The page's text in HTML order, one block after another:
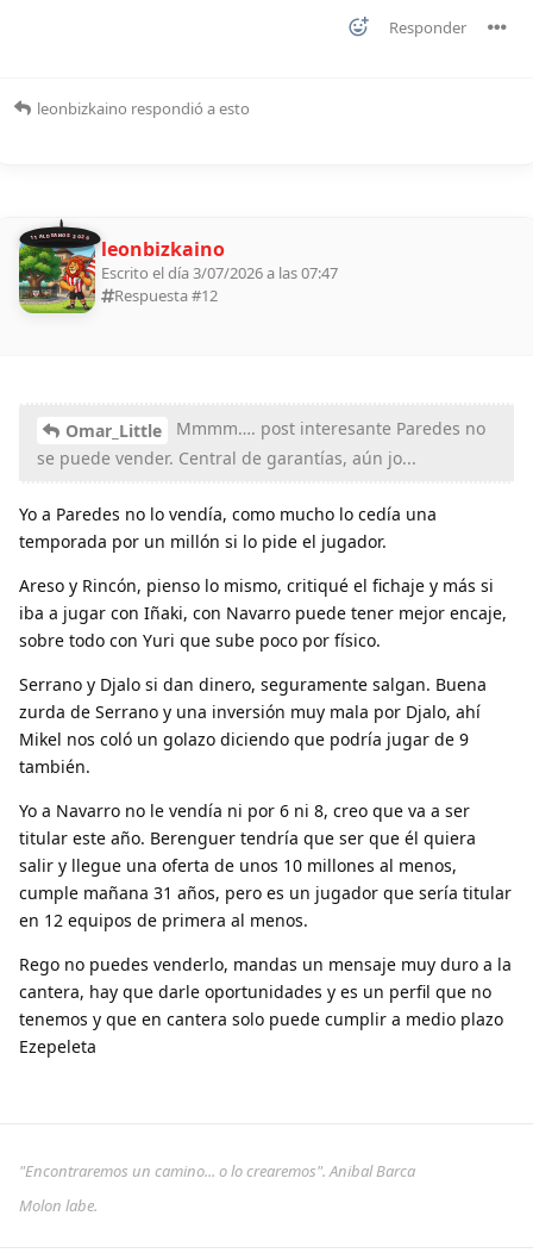
Responder
leonbizkaino respondió a esto
11 ALDEANOS 2026 leonbizkaino
Escrito el día 3/07/2026 a las 07:47
Respuesta #12
Omar_Little
Mmmm…. post interesante Paredes no
se puede vender. Central de garantías, aún jo...
Yo a Paredes no lo vendía, como mucho lo cedía una
temporada por un millón si lo pide el jugador.
Areso y Rincón, pienso lo mismo, critiqué el fichaje y más si
iba a jugar con Iñaki, con Navarro puede tener mejor encaje,
sobre todo con Yuri que sube poco por físico.
Serrano y Djalo si dan dinero, seguramente salgan. Buena
zurda de Serrano y una inversión muy mala por Djalo, ahí
Mikel nos coló un golazo diciendo que podría jugar de 9
también.
Yo a Navarro no le vendía ni por 6 ni 8, creo que va a ser
titular este año. Berenguer tendría que ser que él quiera
salir y llegue una oferta de unos 10 millones al menos,
cumple mañana 31 años, pero es un jugador que sería titular
en 12 equipos de primera al menos.
Rego no puedes venderlo, mandas un mensaje muy duro a la
cantera, hay que darle oportunidades y es un perfil que no
tenemos y que en cantera solo puede cumplir a medio plazo
Ezepeleta
"Encontraremos un camino... o lo crearemos". Anibal Barca
Molon labe.